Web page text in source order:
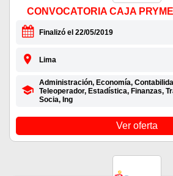
CONVOCATORIA CAJA
Finalizó el 22/05/2019
Lima
Administración, Economía,
Teleoperador, Estadística, Finanzas,
Socia, Ing
Ver oferta